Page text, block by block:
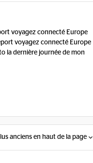
voyagez connecté Europe
voyagez connecté Europe
la dernière journée de mon
anciens en haut de la page